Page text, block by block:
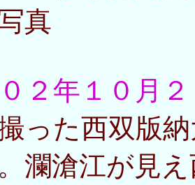
真
０２年１０月
った西双版
瀾滄江が見